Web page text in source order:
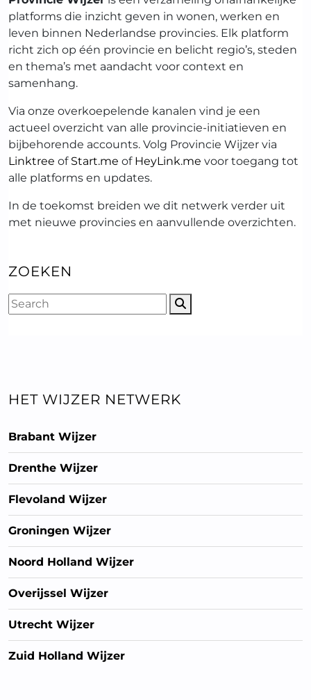
platforms die inzicht geven in wonen, werken en
leven binnen Nederlandse provincies. Elk platform
richt zich op één provincie en belicht regio’s, steden
en thema’s met aandacht voor context en
samenhang.
Via onze overkoepelende kanalen vind je een
actueel overzicht van alle provincie-initiatieven en
bijbehorende accounts. Volg Provincie Wijzer via
Linktree of Start.me of HeyLink.me voor toegang tot
alle platforms en updates.
In de toekomst breiden we dit netwerk verder uit
met nieuwe provincies en aanvullende overzichten.
ZOEKEN
HET WIJZER NETWERK
Brabant Wijzer
Drenthe Wijzer
Flevoland Wijzer
Groningen Wijzer
Noord Holland Wijzer
Overijssel Wijzer
Utrecht Wijzer
Zuid Holland Wijzer